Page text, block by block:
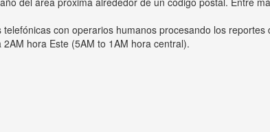
con operarios humanos procesando los
hora Este (5AM to 1AM hora central).